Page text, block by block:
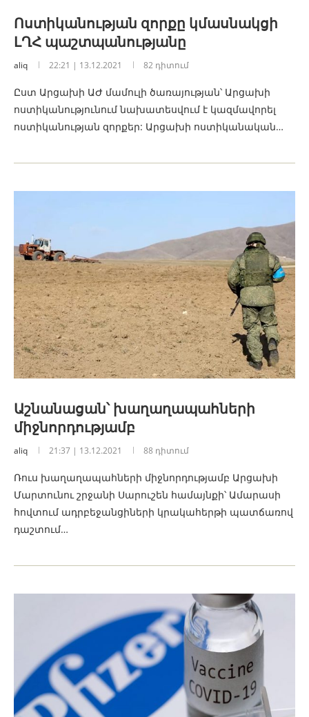
Ոստիկանության զորքը կմասնակցի
ԼՂՀ պաշտպանությանը
aliq 22:21 | 13.12.2021 82 դիտում
Ըստ Արցախի ԱԺ մամուլի ծառայության՝ Արցախի
ոստիկանությունում նախատեսվում է կազմավորել
ոստիկանության զորքեր: Արցախի ոստիկանական…
Աշնանացան՝ խաղաղապահների
միջնորդությամբ
aliq 21:37 | 13.12.2021 88 դիտում
Ռուս խաղաղապահների միջնորդությամբ Արցախի
Մարտունու շրջանի Սարուշեն համայնքի՝ Ամարասի
հովտում ադրբեջանցիների կրակահերթի պատճառով
դաշտում…